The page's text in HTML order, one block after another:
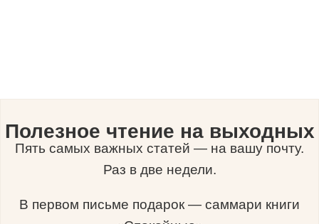
Полезное чтение на выходных
Пять самых важных статей — на вашу почту.
Раз в две недели.
В первом письме подарок — саммари книги